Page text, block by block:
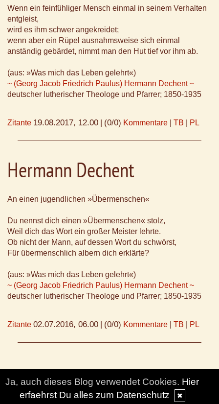
Wenn ein feinfühliger Mensch einmal in seinem Verhalten
entgleist,
wird es ihm schwer angekreidet;
wenn aber ein Rüpel ausnahmsweise sich einmal
anständig gebärdet, nimmt man den Hut tief vor ihm ab.
(aus: »Was mich das Leben gelehrt«)
~ (Georg Jacob Friedrich Paulus) Hermann Dechent ~
deutscher lutherischer Theologe und Pfarrer; 1850-1935
Zitante 19.08.2017, 12.00 (0/0) Kommentare TB PL
Hermann Dechent
An einen jugendlichen »Übermenschen«
Du nennst dich einen »Übermenschen« stolz,
Weil dich das Wort ein großer Meister lehrte.
Ob nicht der Mann, auf dessen Wort du schwörst,
Für übermenschlich albern dich erklärte?
(aus: »Was mich das Leben gelehrt«)
~ (Georg Jacob Friedrich Paulus) Hermann Dechent ~
deutscher lutherischer Theologe und Pfarrer; 1850-1935
Zitante 02.07.2016, 06.00 (0/0) Kommentare TB PL
© DesignBlog V5 powered by BlueLionWebdesign.de
Ja, auch dieses Blog verwendet Cookies. Hier
erfaehrst Du alles zum Datenschutz
✖